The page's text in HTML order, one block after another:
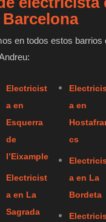
en todos estos barrios
Electricist
a en
Esquerra
de
l’Eixample
Electricist
a en La
Sagrada
a en
cs
a en La
Bordeta